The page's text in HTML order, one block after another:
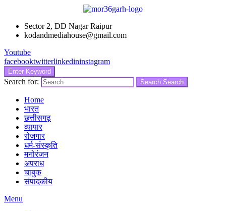
Sector 2, DD Nagar Raipur
kodandmediahouse@gmail.com
Youtube
facebooktwitterlinkedininstagram
Enter Keyword
Search for: Search Search
Home
भारत
छत्तीसगढ़
व्यापार
रोजगार
धर्म-संस्कृति
मनोरंजन
अपराध
चाबुक
संपादकीय
Menu